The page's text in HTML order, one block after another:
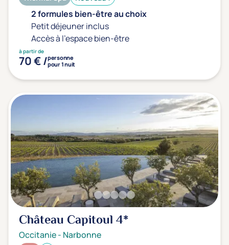
2 formules bien-être au choix
Petit déjeuner inclus
Accès à l'espace bien-être
à partir de
70 € /personne
pour 1 nuit
Château Capitoul4*
Occitanie- Narbonne